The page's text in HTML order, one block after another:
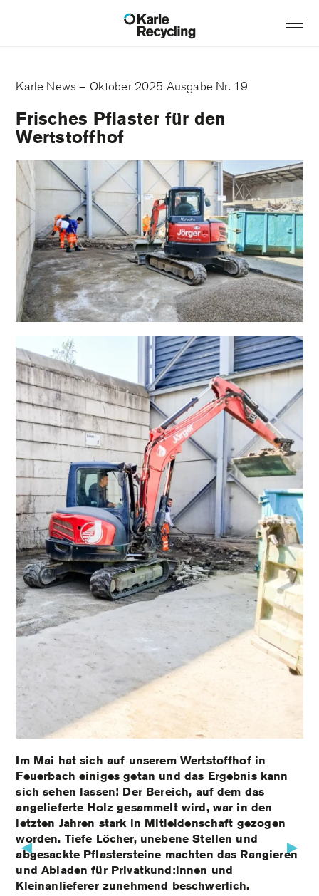
▶ ▶
Karle News – Oktober 2025 Ausgabe Nr. 19
Frisches Pflaster für den
Wertstoffhof
Im Mai hat sich auf unserem Wertstoffhof in
Feuerbach einiges getan und das Ergebnis kann
sich sehen lassen! Der Bereich, auf dem das
angelieferte Holz gesammelt wird, war in den
letzten Jahren stark in Mitleidenschaft gezogen
worden. Tiefe Löcher, unebene Stellen und
abgesackte Pflastersteine machten das Rangieren
und Abladen für Privatkund:innen und
Kleinanlieferer zunehmend beschwerlich.